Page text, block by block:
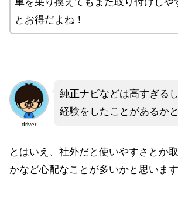
車を乗り換えてもまた取り付けしや
とお得だよね！
driver
純正ナビなどは高すぎる
経験をしたことがあるかと
とはいえ、社外だと使いやすさとか
かなど心配なことが多いかと思います